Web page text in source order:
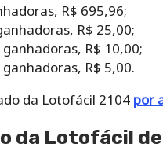
R$ 695,96;
R$ 25,00;
R$ 10,00;
R$ 5,00.
da Lotofácil 2104 por
da Lotofácil